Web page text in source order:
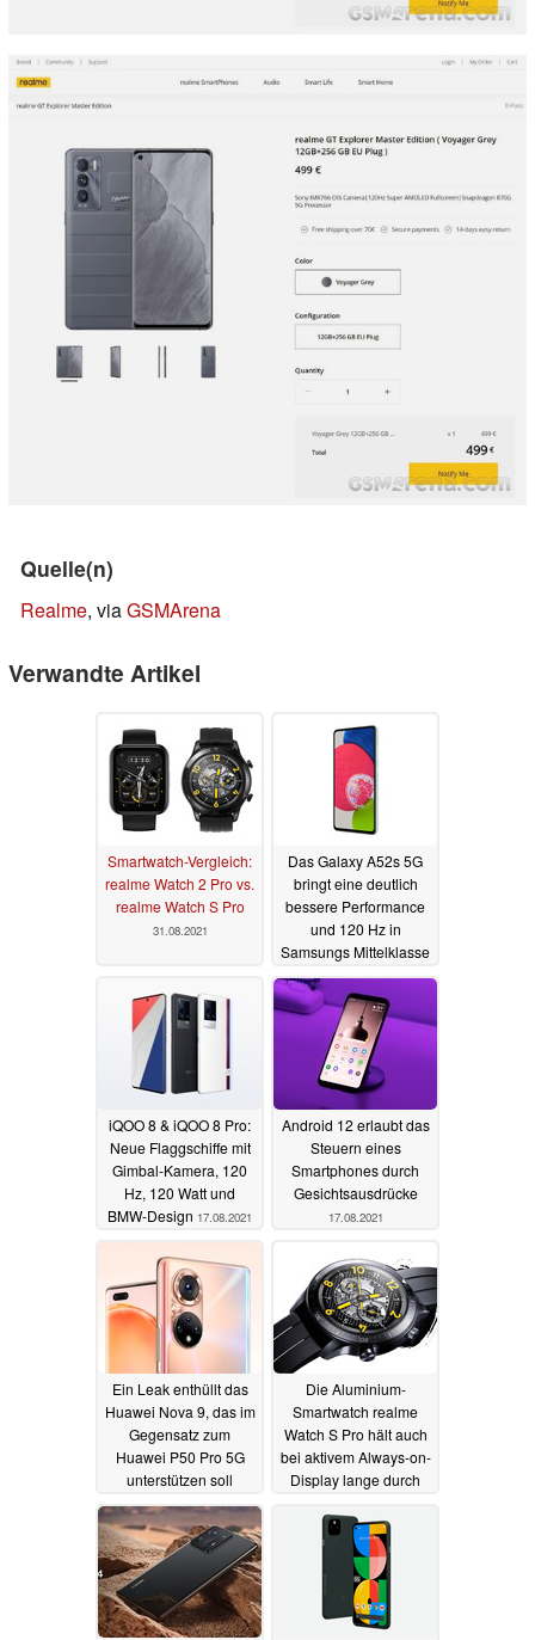
Quelle(n)
Realme, viaGSMArena
Verwandte Artikel
Smartwatch-Vergleich:
realme Watch 2 Pro vs.
realme Watch S Pro
31.08.2021
Das Galaxy A52s 5G
bringt eine deutlich
bessere Performance
und 120 Hz in
Samsungs Mittelklasse
17.08.2021
iQOO 8 & iQOO 8 Pro:
Neue Flaggschiffe mit
Gimbal-Kamera, 120
Hz, 120 Watt und
BMW-Design 17.08.2021
Android 12 erlaubt das
Steuern eines
Smartphones durch
Gesichtsausdrücke
17.08.2021
Ein Leak enthüllt das
Huawei Nova 9, das im
Gegensatz zum
Huawei P50 Pro 5G
unterstützen soll
17.08.2021
Die Aluminium-
Smartwatch realme
Watch S Pro hält auch
bei aktivem Always-on-
Display lange durch